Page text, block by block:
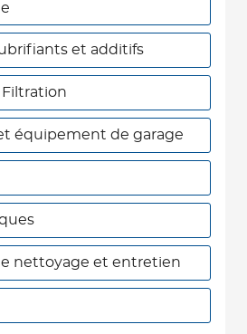
et additifs
équipement de garage
nettoyage et entretien